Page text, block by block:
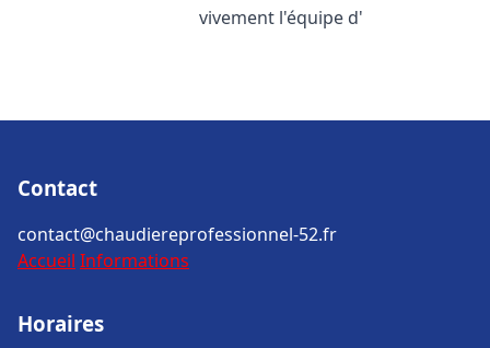
vivement l'équipe d'
Contact
contact@chaudiereprofessionnel-52.fr
Accueil Informations
Horaires